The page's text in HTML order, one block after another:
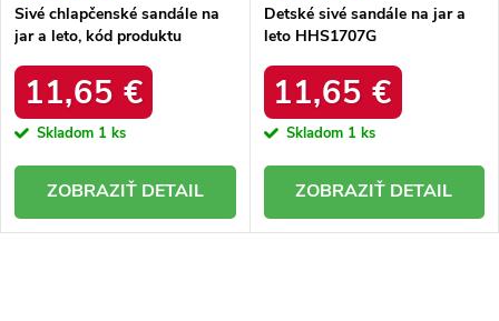
Sivé chlapčenské sandále na
jar a leto, kód produktu
11,65 €
Skladom 1 ks
DETAIL
Detské sivé sandále na jar a
leto HHS1707G
11,65 €
Skladom 1 ks
DETAIL